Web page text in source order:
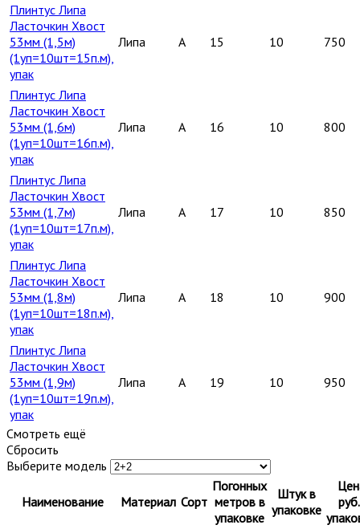
Плинтус Липа
Ласточкин Хвост
53мм (1,5м)
(1уп=10шт=15п.м),
упак
Липа A 15 10 750
Плинтус Липа
Ласточкин Хвост
53мм (1,6м)
(1уп=10шт=16п.м),
упак
Липа A 16 10 800
Плинтус Липа
Ласточкин Хвост
53мм (1,7м)
(1уп=10шт=17п.м),
упак
Липа A 17 10 850
Плинтус Липа
Ласточкин Хвост
53мм (1,8м)
(1уп=10шт=18п.м),
упак
Липа A 18 10 900
Плинтус Липа
Ласточкин Хвост
53мм (1,9м)
(1уп=10шт=19п.м),
упак
Липа A 19 10 950
Смотреть ещё
Сбросить
Выберите модель
Наименование Материал Сорт
Погонных
метров в
упаковке
Штук в
упаковке